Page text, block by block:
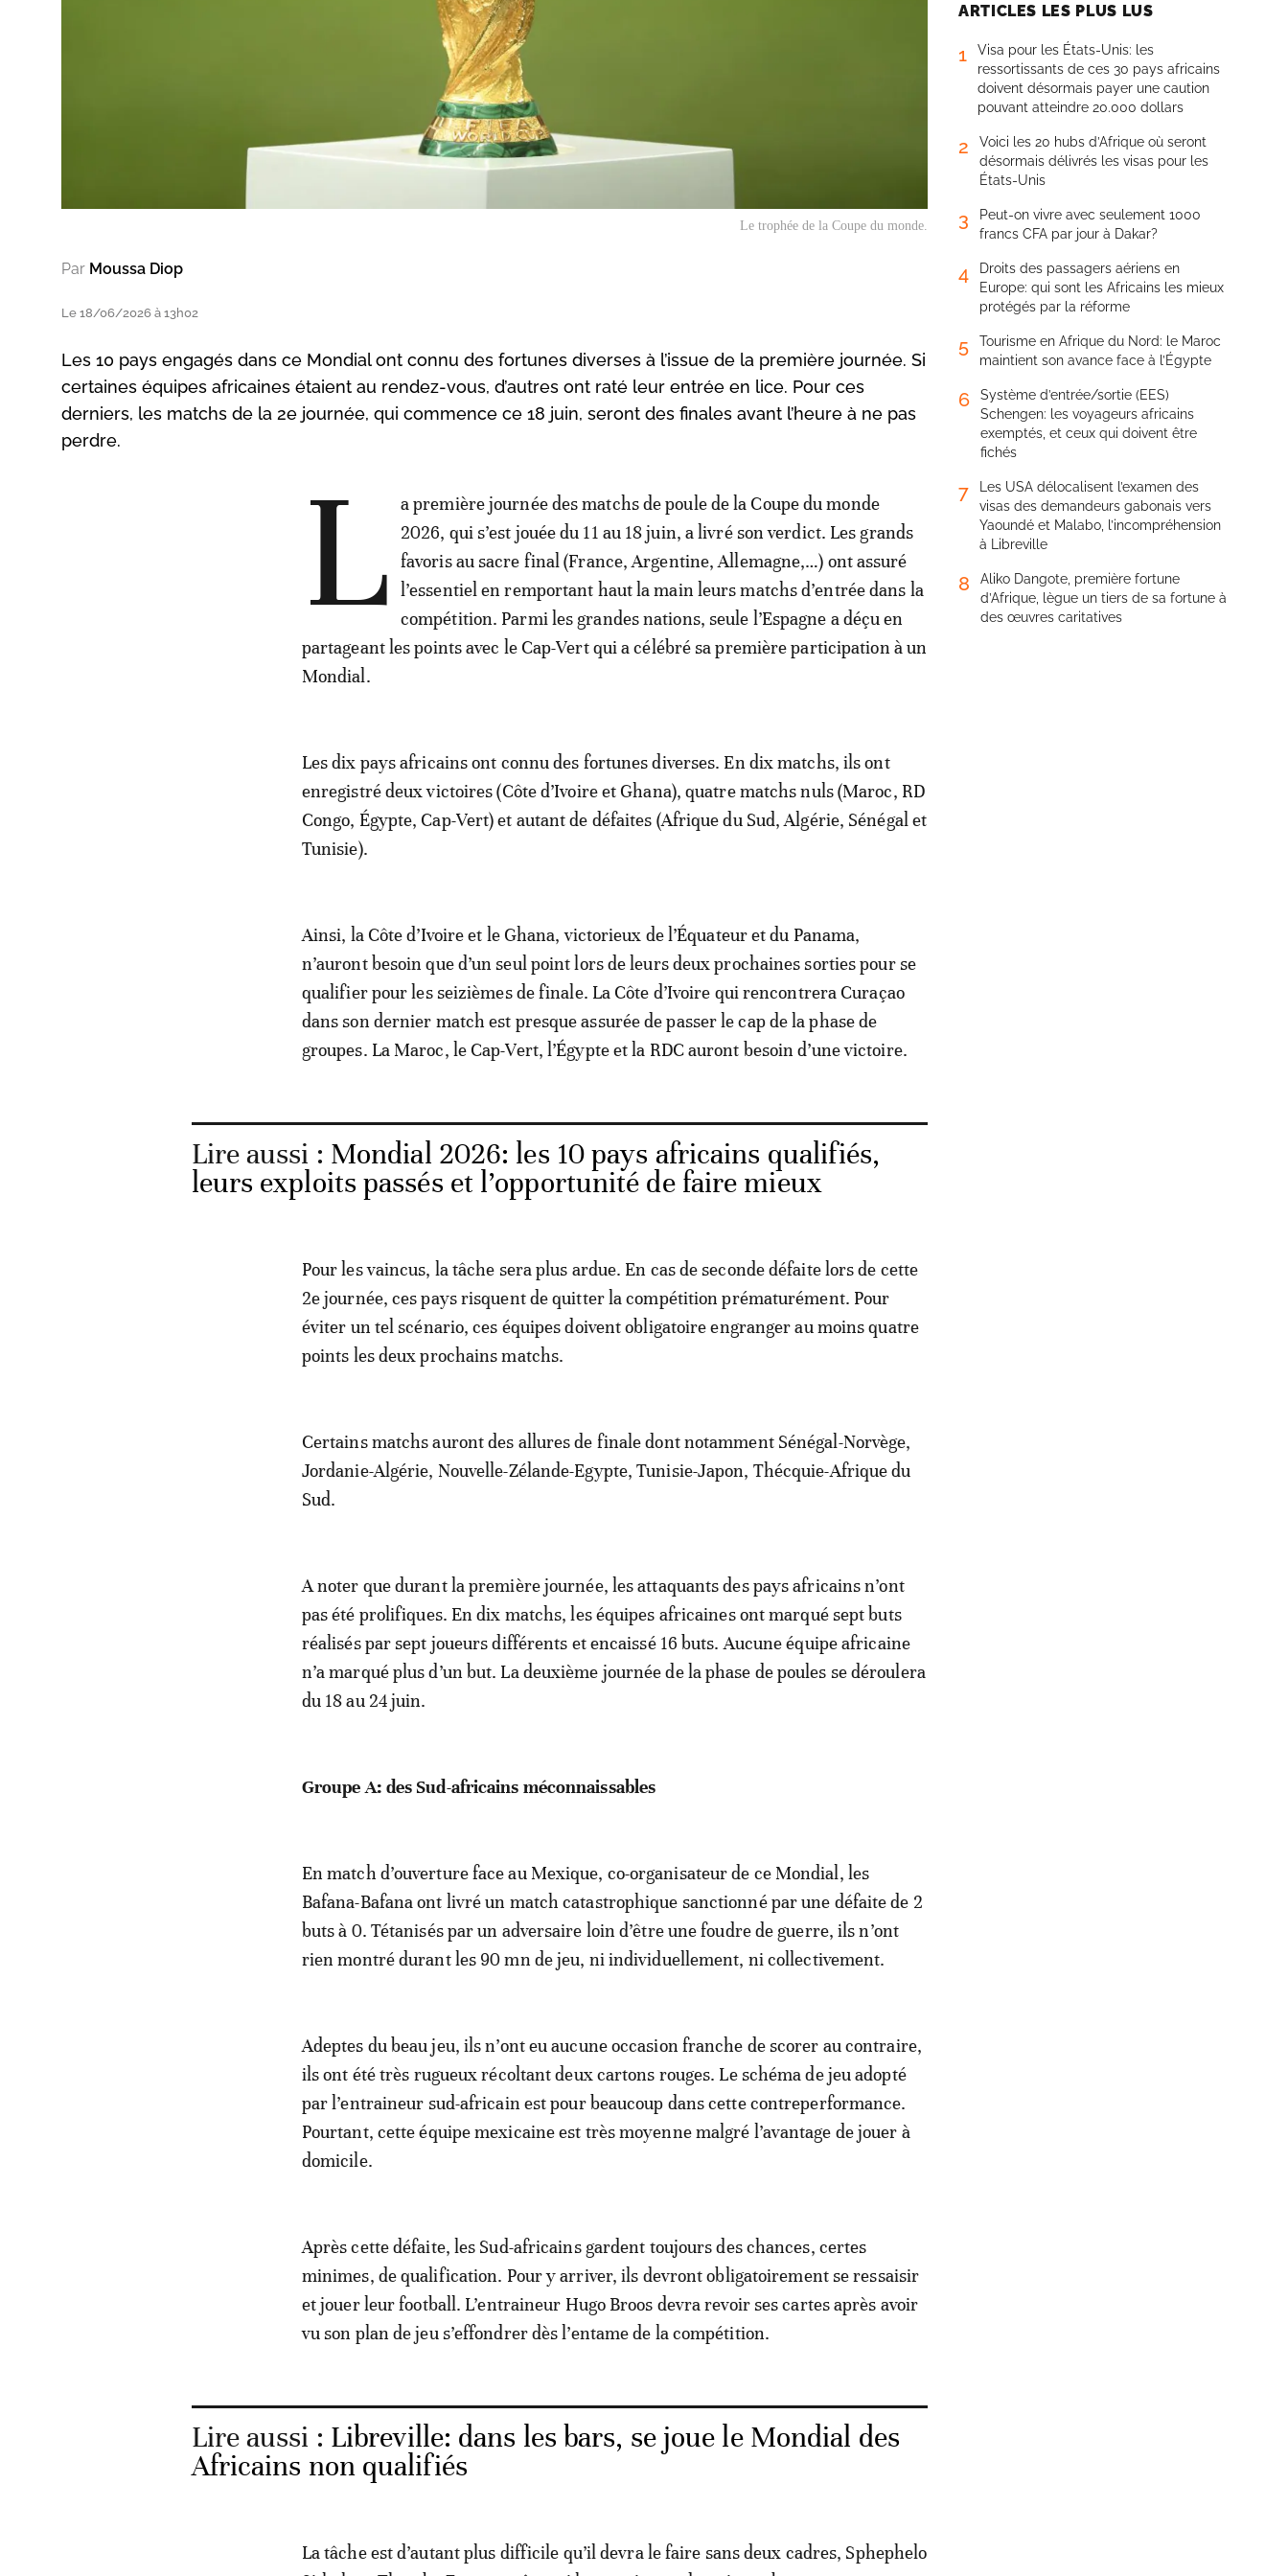
Le trophée de la Coupe du monde.
Par Moussa Diop
Le 18/06/2026 à 13h02
Les 10 pays engagés dans ce Mondial ont connu des fortunes diverses à l’issue de la première journée. Si
certaines équipes africaines étaient au rendez-vous, d’autres ont raté leur entrée en lice. Pour ces
derniers, les matchs de la 2e journée, qui commence ce 18 juin, seront des finales avant l’heure à ne pas
perdre.
L
a première journée des matchs de poule de la Coupe du monde
2026, qui s’est jouée du 11 au 18 juin, a livré son verdict. Les grands
favoris au sacre final (France, Argentine, Allemagne,…) ont assuré
l’essentiel en remportant haut la main leurs matchs d’entrée dans la
compétition. Parmi les grandes nations, seule l’Espagne a déçu en
partageant les points avec le Cap-Vert qui a célébré sa première participation à un
Mondial.
Les dix pays africains ont connu des fortunes diverses. En dix matchs, ils ont
enregistré deux victoires (Côte d’Ivoire et Ghana), quatre matchs nuls (Maroc, RD
Congo, Égypte, Cap-Vert) et autant de défaites (Afrique du Sud, Algérie, Sénégal et
Tunisie).
Ainsi, la Côte d’Ivoire et le Ghana, victorieux de l’Équateur et du Panama,
n’auront besoin que d’un seul point lors de leurs deux prochaines sorties pour se
qualifier pour les seizièmes de finale. La Côte d’Ivoire qui rencontrera Curaçao
dans son dernier match est presque assurée de passer le cap de la phase de
groupes. La Maroc, le Cap-Vert, l’Égypte et la RDC auront besoin d’une victoire.
Lire aussi : Mondial 2026: les 10 pays africains qualifiés,
leurs exploits passés et l’opportunité de faire mieux
Pour les vaincus, la tâche sera plus ardue. En cas de seconde défaite lors de cette
2ejournée, ces pays risquent de quitter la compétition prématurément. Pour
éviter un tel scénario, ces équipes doivent obligatoire engranger au moins quatre
points les deux prochains matchs.
Certains matchs auront des allures de finale dont notamment Sénégal-Norvège,
Jordanie-Algérie, Nouvelle-Zélande-Egypte, Tunisie-Japon, Thécquie-Afrique du
Sud.
A noter que durant la première journée, les attaquants des pays africains n’ont
pas été prolifiques. En dix matchs, les équipes africaines ont marqué sept buts
réalisés par sept joueurs différents et encaissé 16 buts. Aucune équipe africaine
n’a marqué plus d’un but. La deuxième journée de la phase de poules se déroulera
du 18 au 24 juin.
Groupe A: des Sud-africains méconnaissables
En match d’ouverture face au Mexique, co-organisateur de ce Mondial, les
Bafana-Bafana ont livré un match catastrophique sanctionné par une défaite de 2
buts à 0. Tétanisés par un adversaire loin d’être une foudre de guerre, ils n’ont
rien montré durant les 90 mn de jeu, ni individuellement, ni collectivement.
Adeptes du beau jeu, ils n’ont eu aucune occasion franche de scorer au contraire,
ils ont été très rugueux récoltant deux cartons rouges. Le schéma de jeu adopté
par l’entraineur sud-africain est pour beaucoup dans cette contreperformance.
Pourtant, cette équipe mexicaine est très moyenne malgré l’avantage de jouer à
domicile.
Après cette défaite, les Sud-africains gardent toujours des chances, certes
minimes, de qualification. Pour y arriver, ils devront obligatoirement se ressaisir
et jouer leur football. L’entraineur Hugo Broos devra revoir ses cartes après avoir
vu son plan de jeu s’effondrer dès l’entame de la compétition.
Lire aussi : Libreville: dans les bars, se joue le Mondial des
Africains non qualifiés
La tâche est d’autant plus difficile qu’il devra le faire sans deux cadres, Sphephelo
ARTICLES LES PLUS LUS
1
Visa pour les États-Unis: les
ressortissants de ces 30 pays africains
doivent désormais payer une caution
pouvant atteindre 20.000 dollars
2
Voici les 20 hubs d’Afrique où seront
désormais délivrés les visas pour les
États-Unis
3
Peut-on vivre avec seulement 1000
francs CFA par jour à Dakar?
4
Droits des passagers aériens en
Europe: qui sont les Africains les mieux
protégés par la réforme
5
Tourisme en Afrique du Nord: le Maroc
maintient son avance face à l’Égypte
6
Système d’entrée/sortie (EES)
Schengen: les voyageurs africains
exemptés, et ceux qui doivent être
fichés
7
Les USA délocalisent l’examen des
visas des demandeurs gabonais vers
Yaoundé et Malabo, l’incompréhension
à Libreville
8
Aliko Dangote, première fortune
d’Afrique, lègue un tiers de sa fortune à
des œuvres caritatives